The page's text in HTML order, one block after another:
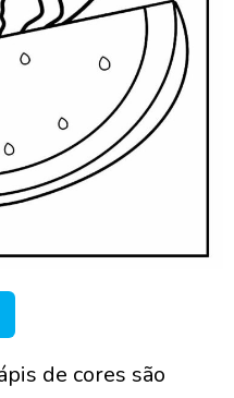
de cores são